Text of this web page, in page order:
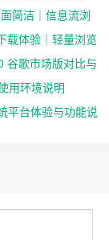
简洁｜信息流浏
载体验｜轻量浏览
谷歌市场版对比与
用环境说明
平台体验与功能说